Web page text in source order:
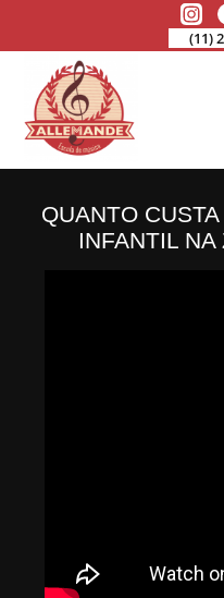
(11)
QUANTO
INFANTIL